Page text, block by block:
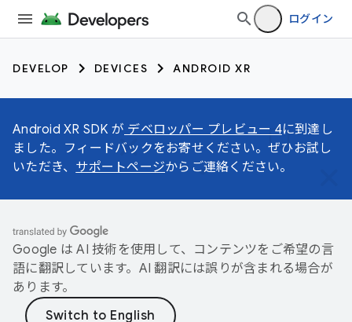
ログイン
DEVELOP DEVICES ANDROID XR
Android XR SDK が デベロッパー プレビュー 4に到達し
ました。フィードバックをお寄せください。ぜひお試し
いただき、 サポートページからご連絡ください。
Google は AI 技術を使用して、コンテンツをご希望の言
語に翻訳しています。AI 翻訳には誤りが含まれる場合が
あります。